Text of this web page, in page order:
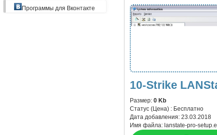
Программы для Вконтакте
10-Strike
Размер:0 Kb
Статус (Цена) : Бесплатно
Дата добавления:23.03.2018
Имя файла: lanstate-pro-